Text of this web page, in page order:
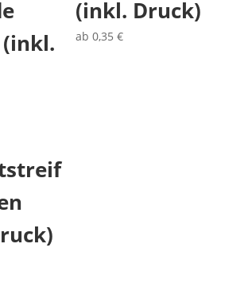
(inkl. Druck)
ab0,35€